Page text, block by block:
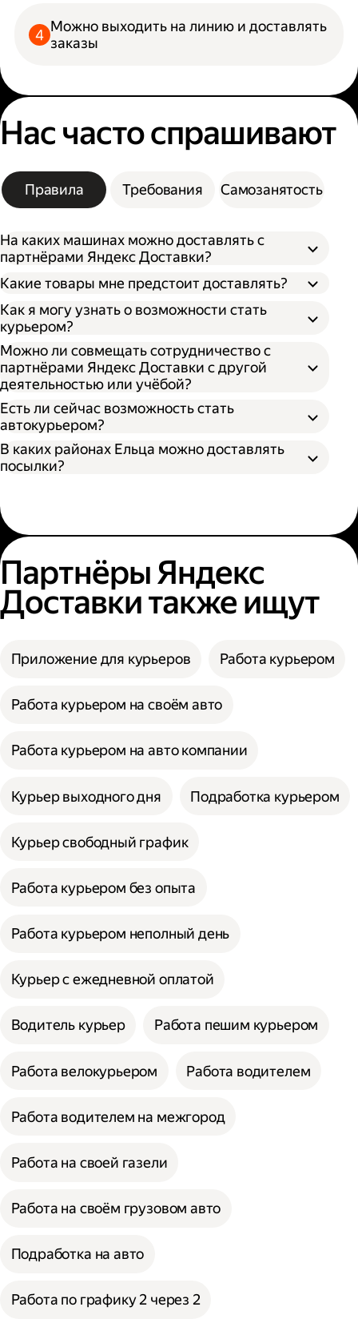
Можно выходить на линию и доставлять
заказы
Нас часто спрашивают
Правила Требования Самозанятость
На каких машинах можно доставлять с
партнёрами Яндекс Доставки?
Какие товары мне предстоит доставлять?
Как я могу узнать о возможности стать
курьером?
Можно ли совмещать сотрудничество с
партнёрами Яндекс Доставки с другой
деятельностью или учёбой?
Есть ли сейчас возможность стать
автокурьером?
В каких районах Ельца можно доставлять
посылки?
Партнёры Яндекс
Доставки также ищут
Приложение для курьеров Работа курьером
Работа курьером на своём авто
Работа курьером на авто компании
Курьер выходного дня Подработка курьером
Курьер свободный график
Работа курьером без опыта
Работа курьером неполный день
Курьер с ежедневной оплатой
Водитель курьер Работа пешим курьером
Работа велокурьером Работа водителем
Работа водителем на межгород
Работа на своей газели
Работа на своём грузовом авто
Подработка на авто
Работа по графику 2 через 2